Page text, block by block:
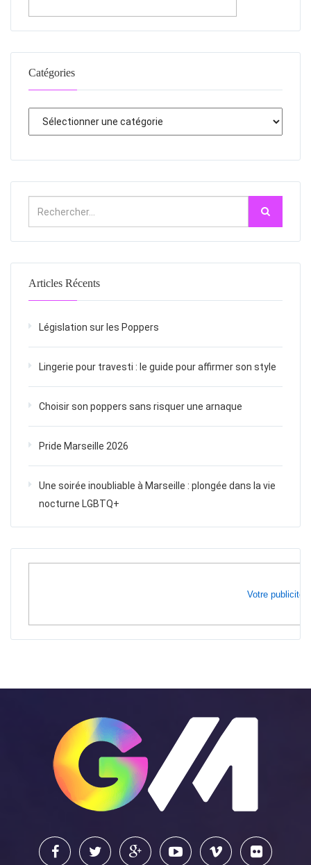
Catégories
Articles Récents
Législation sur les Poppers
Lingerie pour travesti : le guide pour affirmer son style
Choisir son poppers sans risquer une arnaque
Pride Marseille 2026
Une soirée inoubliable à Marseille : plongée dans la vie
nocturne LGBTQ+
Votre publicité